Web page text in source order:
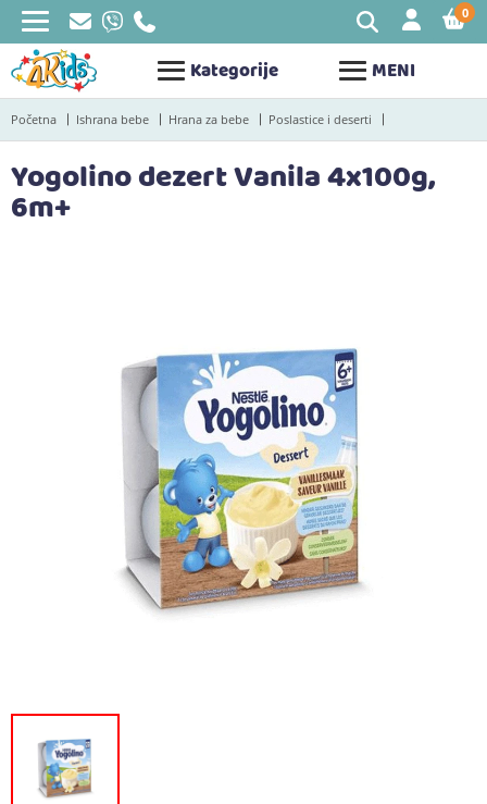
Kategorije MENI
0
Početna Ishrana bebe Hrana za bebe Poslastice i deserti
Yogolino dezert Vanila 4x100g,
6m+